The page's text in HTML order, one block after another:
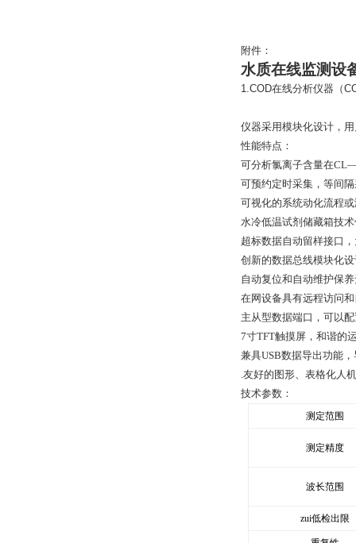
附件：
水质在线监测设
1.COD在线分析仪器（
仪器采用模块化设计，
性能特点：
可分析氯离子含量在CL
可预约定时采集，等间
可视化的系统动化流程
水冷低温试剂储藏箱技
超标数据自动留样接口
创新的数据总线模块化
自动复位和自动维护保
在网设备具有远程访问
主从型数据端口，可以
7寸TFT触摸屏，和谐的
兼具USB数据导出功能
.友好的图形、表格化人
技术参数：
测定范围
测定精度
波长范围
zui低检出限